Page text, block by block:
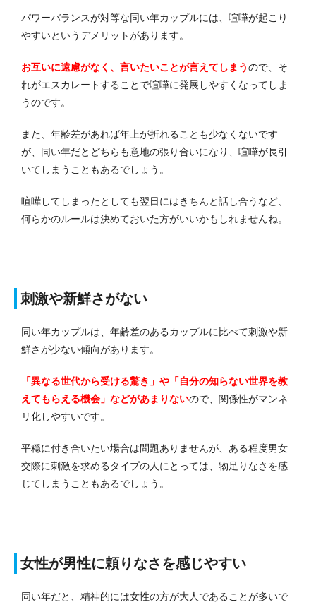
パワーバランスが対等な同い年カップルには、喧嘩が起こり
やすいというデメリットがあります。
お互いに遠慮がなく、言いたいことが言えてしまうので、そ
れがエスカレートすることで喧嘩に発展しやすくなってしま
うのです。
また、年齢差があれば年上が折れることも少なくないです
が、同い年だとどちらも意地の張り合いになり、喧嘩が長引
いてしまうこともあるでしょう。
喧嘩してしまったとしても翌日にはきちんと話し合うなど、
何らかのルールは決めておいた方がいいかもしれませんね。
刺激や新鮮さがない
同い年カップルは、年齢差のあるカップルに比べて刺激や新
鮮さが少ない傾向があります。
「異なる世代から受ける驚き」や「自分の知らない世界を教
えてもらえる機会」などがあまりないので、関係性がマンネ
リ化しやすいです。
平穏に付き合いたい場合は問題ありませんが、ある程度男女
交際に刺激を求めるタイプの人にとっては、物足りなさを感
じてしまうこともあるでしょう。
女性が男性に頼りなさを感じやすい
同い年だと、精神的には女性の方が大人であることが多いで